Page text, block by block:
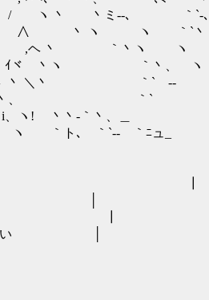
丶 丶ミ‐-､ ｀`‐､
ﾝ ∧ 丶 ヽ ヽ ｀`丶
丶 ｀丶ヽ ヽ
ヾ 丶ヽ ｀丶、
＼丶 ｀` ‐-
ヽ丶＼丶、 ｀`
丶-｀丶、＿
ト､ ｀`‐- ｀ﾆュ_
_＿ ┃
┼┼ │
l二 ┃
い │